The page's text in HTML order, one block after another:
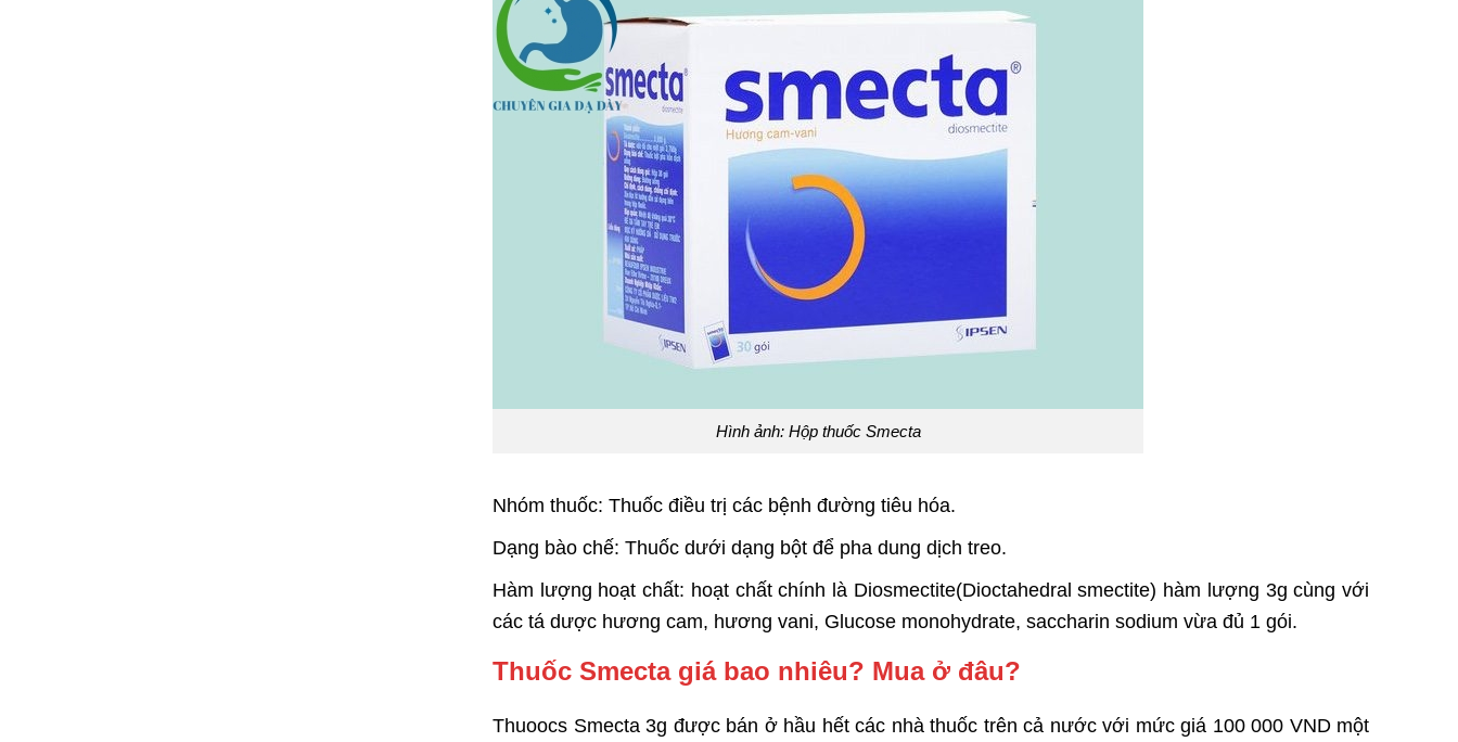
Hình ảnh: Hộp thuốc Smecta
Nhóm thuốc: Thuốc điều trị các bệnh đường tiêu hóa.
Dạng bào chế: Thuốc dưới dạng bột để pha dung dịch treo.
Hàm lượng hoạt chất: hoạt chất chính là Diosmectite(Dioctahedral smectite) hàm lượng 3g cùng với
các tá dược hương cam, hương vani, Glucose monohydrate, saccharin sodium vừa đủ 1 gói.
Thuốc Smecta giá bao nhiêu? Mua ở đâu?
Thuoocs Smecta 3g được bán ở hầu hết các nhà thuốc trên cả nước với mức giá 100 000 VND một